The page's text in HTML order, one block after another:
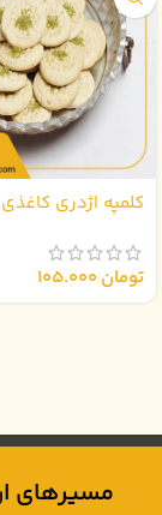
کلمپه اژدری کاغذی
تومان
مسیرهای